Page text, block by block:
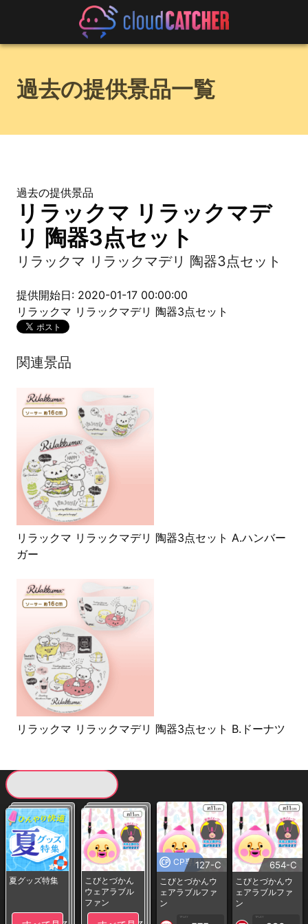
過去の提供景品一覧
過去の提供景品
リラックマ リラックマデ
リ 陶器3点セット
リラックマ リラックマデリ 陶器3点セット
提供開始日: 2020-01-17 00:00:00
リラックマ リラックマデリ 陶器3点セット
関連景品
リラックマ リラックマデリ 陶器3点セット A.ハンバー
ガー
リラックマ リラックマデリ 陶器3点セット B.ドーナツ
夏グッズ特集
こびとづかん
ウェアラブル
ファン
CP専用127-C
こびとづかんウ
ェアラブルファ
ン
1PLAY
654-C
こびとづかんウ
ェアラブルファ
ン
1PLAY